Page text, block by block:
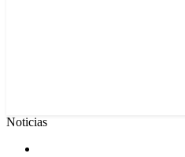
Noticias